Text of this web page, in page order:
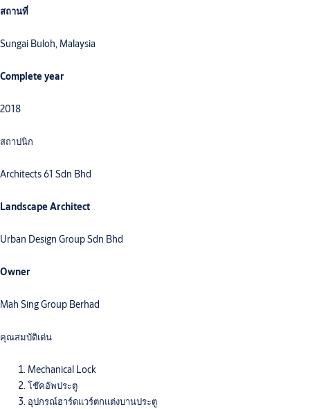
สถานที่
Sungai Buloh, Malaysia
Complete year
2018
สถาปนิก
Architects 61 Sdn Bhd
Landscape Architect
Urban Design Group Sdn Bhd
Owner
Mah Sing Group Berhad
คุณสมบัติเด่น
Mechanical Lock
โช๊คอัพประตู
อุปกรณ์ฮาร์ดแวร์ตกแต่งบานประตู